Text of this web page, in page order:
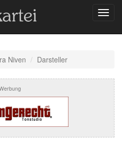
Niven Darsteller